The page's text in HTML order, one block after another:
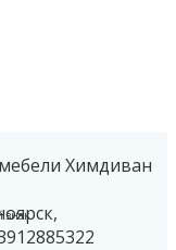
Химдиван
,
знак.